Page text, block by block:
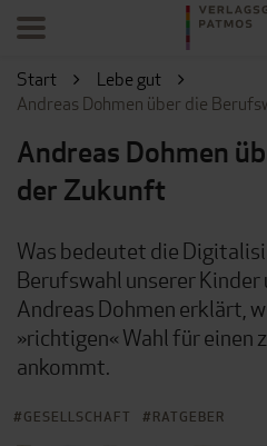
Start
Lebe gut
Andreas Dohmen über die
Andreas Dohmen
der Zukunft
Was bedeutet die
Berufswahl unserer Kinder
Andreas Dohmen erklärt,
»richtigen« Wahl für
ankommt.
GESELLSCHAFT RATGEBER